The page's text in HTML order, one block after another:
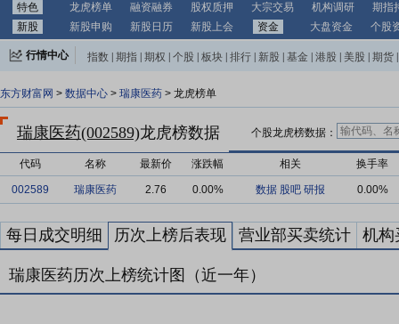
特色 龙虎榜单 融资融券 股权质押 大宗交易 机构调研
期指
新股
新股申购 新股日历 新股上会 资金 大盘资金 个股
行情中心 指数 期指 期权 个股 板块 排行 新股 基金 港股 美股 期货
东方财富网 > 数据中心 > 瑞康医药 > 龙虎榜单
瑞康医药(002589)龙虎榜数据 个股龙虎榜数据：
代码 名称 最新价 涨跌幅 相关 换手率
002589 瑞康医药 2.76 0.00% 数据 股吧 研报 0.00%
每日成交明细 历次上榜后表现 营业部买卖统计 机构
瑞康医药历次上榜统计图（近一年）